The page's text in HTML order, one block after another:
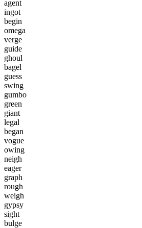
agent
ingot
begin
omega
verge
guide
ghoul
bagel
guess
swing
gumbo
green
giant
legal
began
vogue
owing
neigh
eager
graph
rough
weigh
gypsy
sight
bulge